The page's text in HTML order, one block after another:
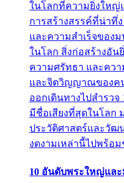
ในโลกที่ความยิ่งใหญ่
การสร้างสรรค์ที่น่าทึ่
และความสำเร็จขอ
ในโลก สิ่งก่อสร้างอัน
ความศรัทธา และคว
และจิตวิญญาณของคน
ออกเดินทางไปสำรว
มีชื่อเสียงที่สุดในโลก
ประวัติศาสตร์และวัฒ
งดงามเหล่านี้ไปพร้อ
10 อันดับพระใหญ่แล